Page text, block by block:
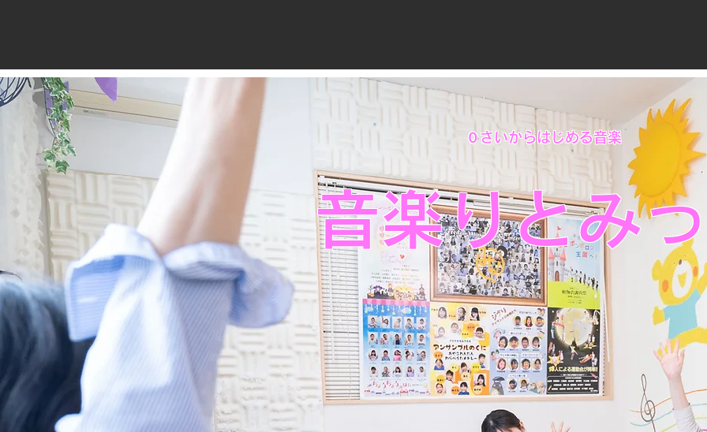
０さいからはじめる​音楽
音楽りとみ